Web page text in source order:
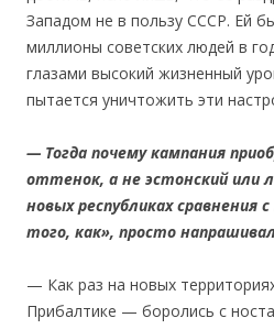
Западом не в пользу СССР. Ей
миллионы советских людей в
глазами высокий жизненный
пытается уничтожить эти
— Тогда почему кампания
оттенок, а не эстонский или
новых республиках сравнения
того, как», просто
— Как раз на новых
Прибалтике — боролись с